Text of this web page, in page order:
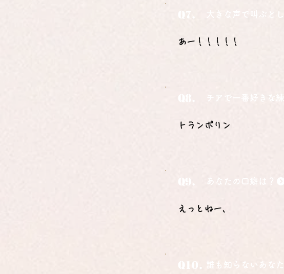
Q7. 大きな声で叫ぶと
あー！！！！！
チアで一番好きな
トランポリン
あなたの口癖は？
えっとねー、
Q10. 誰も知らないあな